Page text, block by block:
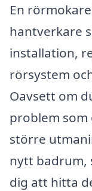
En
hantverkare
installation,
rörsystem
Oavsett om
problem som
större
nytt badrum,
dig att hitta